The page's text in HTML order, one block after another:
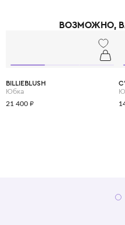
принципам slow fashion: каждая
ВОЗМОЖНО,
BILLIEBLUSH
Юбка
21 400 ₽